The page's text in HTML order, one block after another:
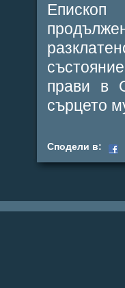
прави в
сърцето
Сподели в: